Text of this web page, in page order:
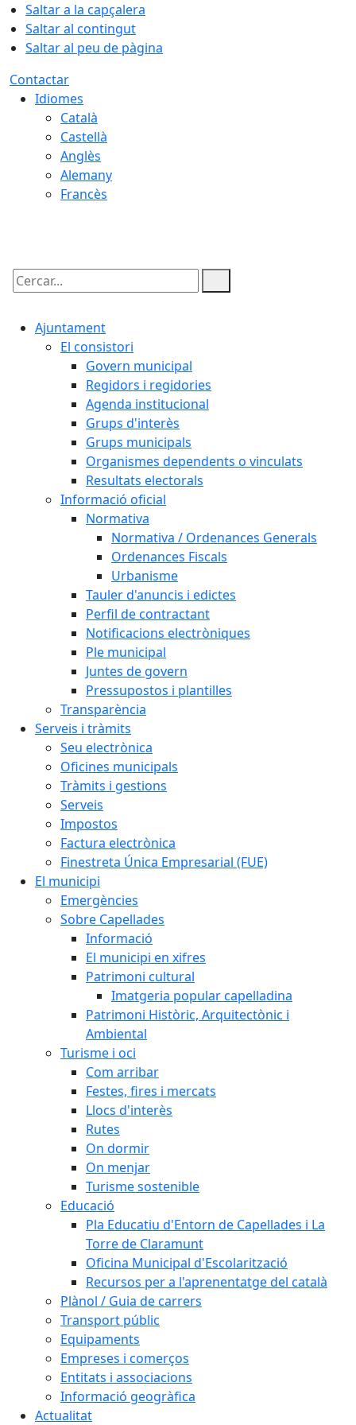
Saltar a la capçalera
Saltar al contingut
Saltar al peu de pàgina
Contactar
Idiomes
Català
Castellà
Anglès
Alemany
Francès
Cercar:
Ajuntament
El consistori
Govern municipal
Regidors i regidories
Agenda institucional
Grups d'interès
Grups municipals
Organismes dependents o vinculats
Resultats electorals
Informació oficial
Normativa
Normativa / Ordenances Generals
Ordenances Fiscals
Urbanisme
Tauler d'anuncis i edictes
Perfil de contractant
Notificacions electròniques
Ple municipal
Juntes de govern
Pressupostos i plantilles
Transparència
Serveis i tràmits
Seu electrònica
Oficines municipals
Tràmits i gestions
Serveis
Impostos
Factura electrònica
Finestreta Única Empresarial (FUE)
El municipi
Emergències
Sobre Capellades
Informació
El municipi en xifres
Patrimoni cultural
Imatgeria popular capelladina
Patrimoni Històric, Arquitectònic i
Ambiental
Turisme i oci
Com arribar
Festes, fires i mercats
Llocs d'interès
Rutes
On dormir
On menjar
Turisme sostenible
Educació
Pla Educatiu d'Entorn de Capellades i La
Torre de Claramunt
Oficina Municipal d'Escolarització
Recursos per a l'aprenentatge del català
Plànol / Guia de carrers
Transport públic
Equipaments
Empreses i comerços
Entitats i associacions
Informació geogràfica
Actualitat